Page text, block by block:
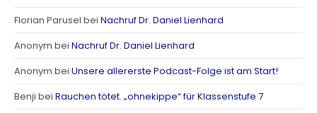
a
Florian Parusel bei Nachruf Dr. Daniel Lienhard
Anonym bei Nachruf Dr. Daniel Lienhard
Anonym bei Unsere allererste Podcast-Folge ist am Start!
Benji bei Rauchen tötet. „ohnekippe“ für Klassenstufe 7